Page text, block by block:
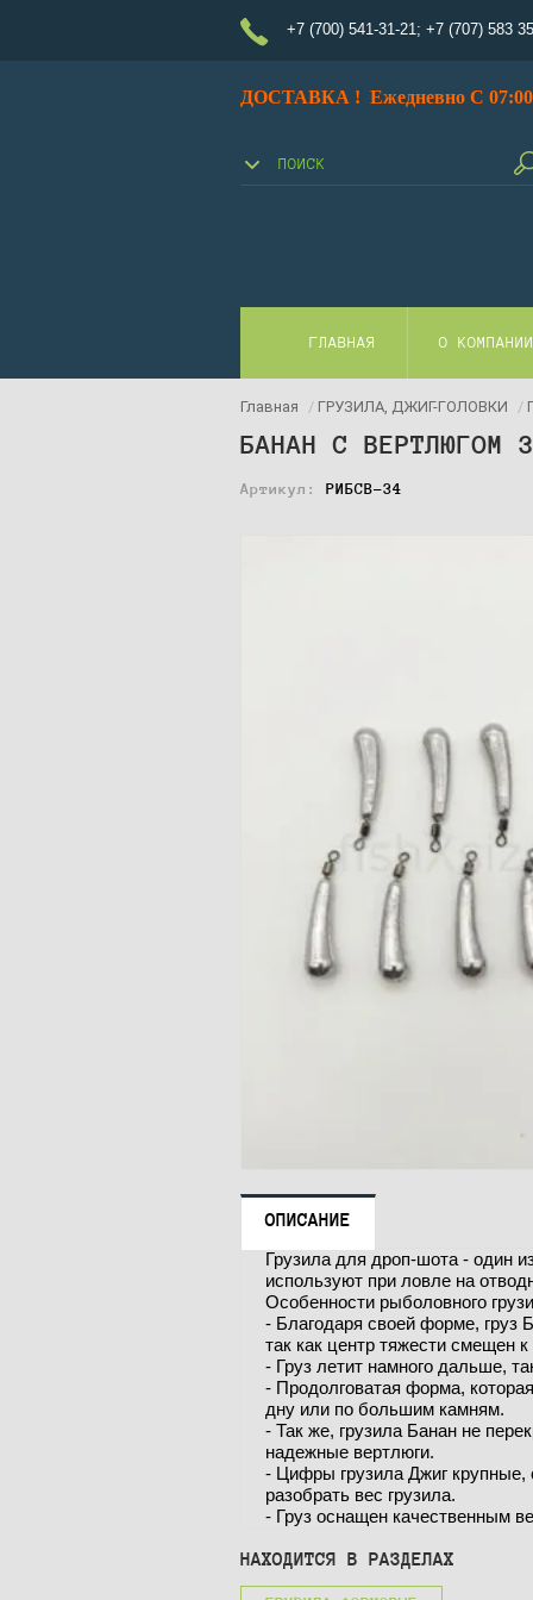
+7 (700) 541-31-21; +7 (707) 583
ДОСТАВКА ! Ежедневно С 07:00
ГЛАВНАЯ О КОМПАНИИ
Главная / ГРУЗИЛА, ДЖИГ-ГОЛОВКИ /
БАНАН С ВЕРТЛЮГОМ
Артикул: РИБСВ-34
ОПИСАНИЕ
Грузила для дроп-шота - один
используют при ловле на
Особенности рыболовного
- Благодаря своей форме, груз
так как центр тяжести смещен
- Груз летит намного дальше,
- Продолговатая форма,
дну или по большим камням.
- Так же, грузила Банан не
надежные вертлюги.
- Цифры грузила Джиг крупные,
разобрать вес грузила.
- Груз оснащен качественным
НАХОДИТСЯ В РАЗДЕЛАХ